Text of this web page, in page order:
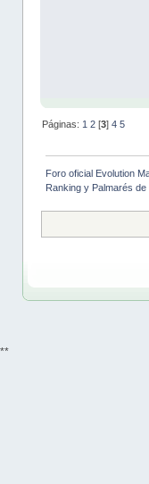
Páginas: 1 2[3] 4 5
Foro oficial Evolution
Ranking y Palmarés
**